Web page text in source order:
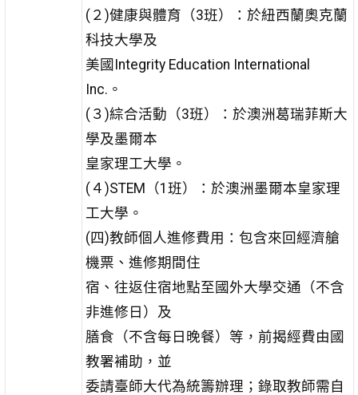
(２)健康與體育（3班）：於紐西蘭奧克蘭
科技大學及
美國Integrity Education International
Inc.。
(３)綜合活動（3班）：於澳洲葛瑞菲斯大
學及墨爾本
皇家理工大學。
(４)STEM（1班）：於澳洲墨爾本皇家理
工大學。
(四)教師個人進修費用：包含來回經濟艙
機票、進修期間住
宿、往返住宿地點至國外大學交通（不含
非進修日）及
膳食（不含每日晚餐）等，前揭經費由國
教署補助，並
委請臺師大代為統籌辦理；錄取教師需自